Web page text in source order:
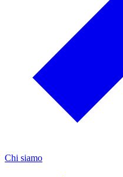
Chi siamo